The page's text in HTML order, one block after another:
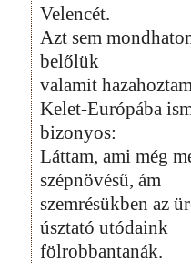
Velencét.
Azt sem
belőlük
valamit
Kelet-Európába
bizonyos:
Láttam, ami még
szépnövésű, ám
szemrésükben az
úsztató utódaink
fölrobbantanák.